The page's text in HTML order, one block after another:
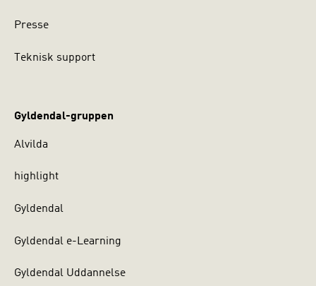
Presse
Teknisk support
Gyldendal-gruppen
Alvilda
highlight
Gyldendal
Gyldendal e-Learning
Gyldendal Uddannelse